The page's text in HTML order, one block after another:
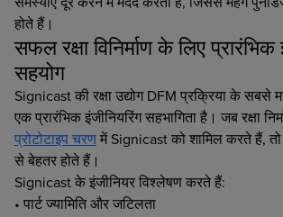
होते हैं।
सफल रक्षा विनिर्माण के लिए प्रारंभिक
सहयोग
Signicast की रक्षा उद्योग DFM प्रक्रिया के सबसे
एक प्रारंभिक इंजीनियरिंग सहभागिता है। जब रक्षा
प्रोटोटाइप चरणमें Signicast को शामिल करते हैं, तो
से बेहतर होते हैं।
Signicast के इंजीनियर विश्लेषण करते हैं:
• पार्ट ज्यामिति और जटिलता